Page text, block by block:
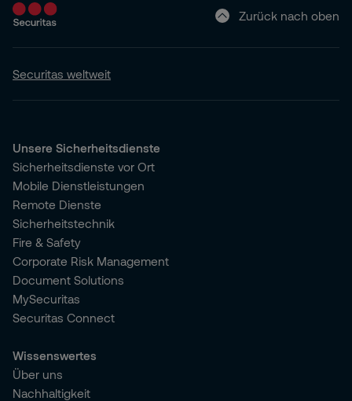
Zurück nach oben
Securitas weltweit
Unsere Sicherheitsdienste
Sicherheitsdienste vor Ort
Mobile Dienstleistungen
Remote Dienste
Sicherheitstechnik
Fire & Safety
Corporate Risk Management
Document Solutions
MySecuritas
Securitas Connect
Wissenswertes
Über uns
Nachhaltigkeit